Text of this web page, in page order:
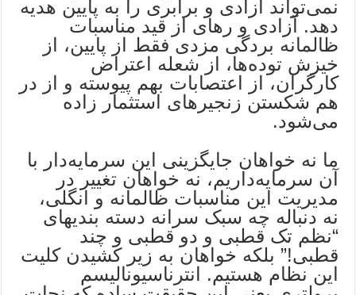
نمی‌تواند آزادی و برابری را به پایین هدیه
دهد. آزادی و رهای از قید مناسبات
ظالمانه بردگی مزدی فقط از پایین، از
خیزش توده‌ها، از شعله اعتراض
کارگران، از اعتصابات بهم پیوسته و از در
هم شکستن زنجیرهای استثمار زاده
می‌شود.
ما نه خواهان جایگزینی این سرمایه‌دار با
آن سرمایه‌داریم، نه خواهان تغییر در
مدیریت این مناسبات ظالمانه و انگلی،
نه دنباله چه سبک سرانه دسته بندیهای
“نظم تک قطبی و دو قطبی و چند
قطبی!” بلکه خواهان به زیر کشیدن کلیت
این نظام هستیم. انترناسیونالیسم